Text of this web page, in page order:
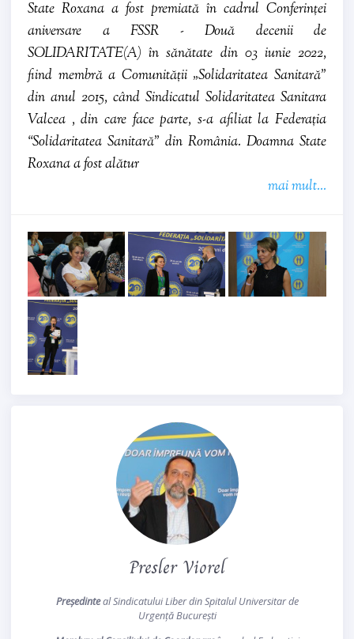
State Roxana a fost premiată în cadrul Conferinței
aniversare a FSSR - Două decenii de
SOLIDARITATE(A) în sănătate din 03 iunie 2022,
fiind membră a Comunității „Solidaritatea Sanitară”
din anul 2015, când Sindicatul Solidaritatea Sanitara
Valcea , din care face parte, s-a afiliat la Federația
“Solidaritatea Sanitară” din România. Doamna State
Roxana a fost alătur
mai mult...
Presler Viorel
Președinteal Sindicatului Liber din Spitalul Universitar de
Urgență București